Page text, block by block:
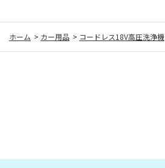
ホーム > カー用品 > コードレス18V高圧洗浄機